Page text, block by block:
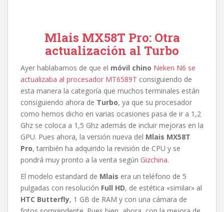
Mlais MX58T Pro: Otra
actualización al Turbo
Ayer hablabamos de que el móvil chino Neken N6 se
actualizaba al procesador MT6589T consiguiendo de
esta manera la categoría que muchos terminales están
consiguiendo ahora de Turbo, ya que su procesador
como hemos dicho en varias ocasiones pasa de ir a 1,2
Ghz se coloca a 1,5 Ghz además de incluir mejoras en la
GPU. Pues ahora, la versión nueva del Mlais MX58T
Pro, también ha adquirido la revisión de CPU y se
pondrá muy pronto a la venta según Gizchina.
El modelo estandard de Mlais era un teléfono de 5
pulgadas con resolución Full HD, de estética «similar» al
HTC Butterfly, 1 GB de RAM y con una cámara de